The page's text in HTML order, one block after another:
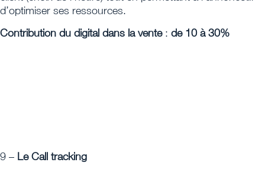
d’optimiser ses ressources.
Contribution du digital dans la vente: de 10 à 30%
9 – Le Call tracking